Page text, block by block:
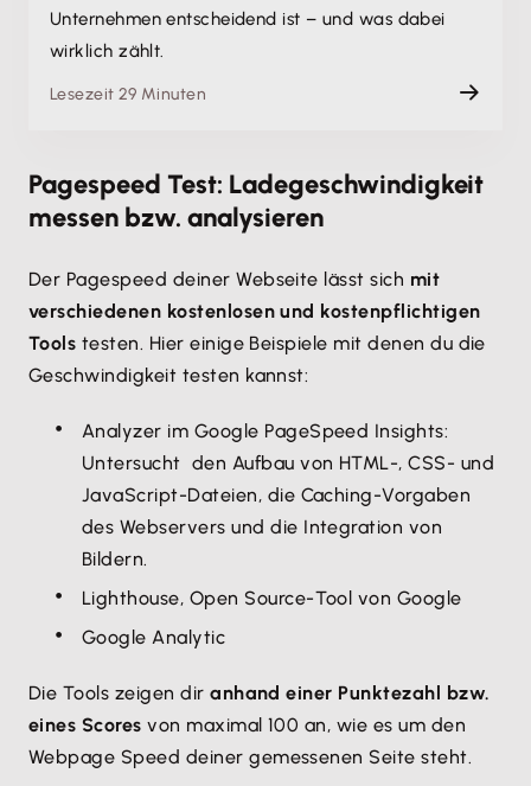
Unternehmen entscheidend ist – und was dabei
wirklich zählt.
Lesezeit 29 Minuten
Pagespeed Test: Ladegeschwindigkeit
messen bzw. analysieren
Der Pagespeed deiner Webseite lässt sich mit
verschiedenen kostenlosen und kostenpflichtigen
Tools testen. Hier einige Beispiele mit denen du die
Geschwindigkeit testen kannst:
Analyzer im Google PageSpeed Insights:
Untersucht den Aufbau von HTML-, CSS- und
JavaScript-Dateien, die Caching-Vorgaben
des Webservers und die Integration von
Bildern.
Lighthouse, Open Source-Tool von Google
Google Analytic
Die Tools zeigen diranhand einer Punktezahl bzw.
eines Scores von maximal 100 an, wie es um den
Webpage Speed deiner gemessenen Seite steht.